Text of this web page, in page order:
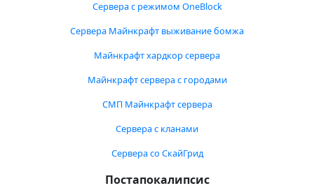
Сервера с режимом OneBlock
Сервера Майнкрафт выживание бомжа
Майнкрафт хардкор сервера
Майнкрафт сервера с городами
СМП Майнкрафт сервера
Сервера с кланами
Сервера со СкайГрид
Постапокалипсис